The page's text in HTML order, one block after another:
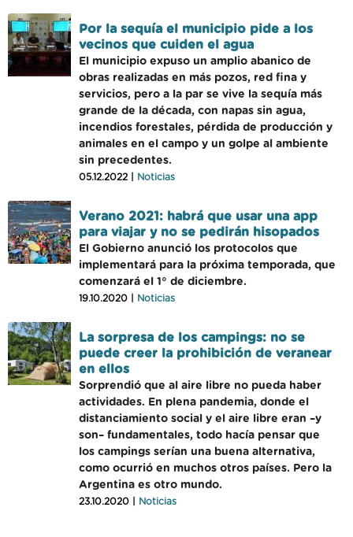
Por la sequía el municipio pide a los
vecinos que cuiden el agua
El municipio expuso un amplio abanico de
obras realizadas en más pozos, red fina y
servicios, pero a la par se vive la sequía más
grande de la década, con napas sin agua,
incendios forestales, pérdida de producción y
animales en el campo y un golpe al ambiente
sin precedentes.
05.12.2022 | Noticias
Verano 2021: habrá que usar una app
para viajar y no se pedirán hisopados
El Gobierno anunció los protocolos que
implementará para la próxima temporada, que
comenzará el 1° de diciembre.
19.10.2020 | Noticias
La sorpresa de los campings: no se
puede creer la prohibición de veranear
en ellos
Sorprendió que al aire libre no pueda haber
actividades. En plena pandemia, donde el
distanciamiento social y el aire libre eran –y
son– fundamentales, todo hacía pensar que
los campings serían una buena alternativa,
como ocurrió en muchos otros países. Pero la
Argentina es otro mundo.
23.10.2020 | Noticias